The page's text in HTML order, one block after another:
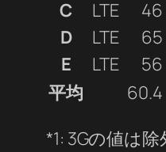
C
LTE 46
D
LTE 65
E
LTE 56
平均
60.4
*1: 3Gの値は除